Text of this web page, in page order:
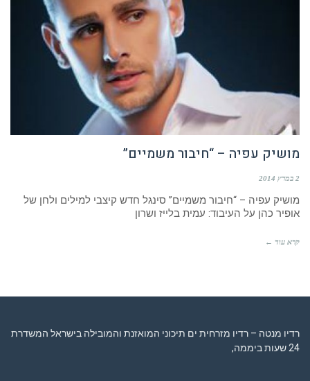
מושיק עפיה – “חיבור משמיים”
2 במרץ 2014
מושיק עפיה – “חיבור משמיים” סינגל חדש קיצבי למילים ולחן של
אופיר כהן על העיבוד: עמית בלייז ושרון
קרא עוד ←
רדיו מנטה – רדיו מזרחית ים תיכוני המואזנת והמובילה בישראל המשדרת
24 שעות ביממה,